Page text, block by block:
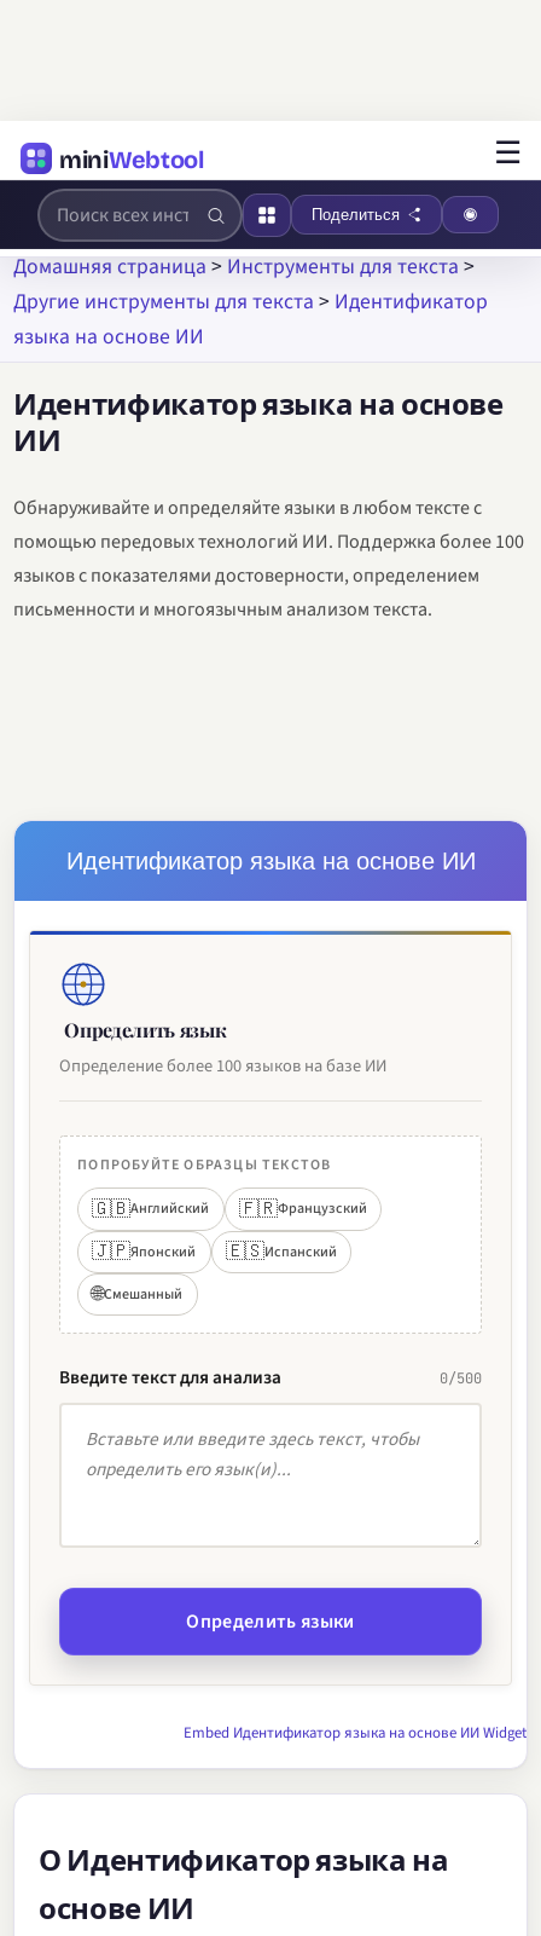
miniWebtool ☰
Поделиться
Домашняя страница>Инструменты для текста>
Другие инструменты для текста > Идентификатор
языка на основе ИИ
Идентификатор языка на основе
ИИ
Обнаруживайте и определяйте языки в любом тексте с
помощью передовых технологий ИИ. Поддержка более 100
языков с показателями достоверности, определением
письменности и многоязычным анализом текста.
Идентификатор языка на основе ИИ
Определить язык
Определение более 100 языков на базе ИИ
ПОПРОБУЙТЕ ОБРАЗЦЫ ТЕКСТОВ
🇬🇧Английский 🇫🇷Французский
🇯🇵Японский 🇪🇸Испанский
🌐Смешанный
Введите текст для анализа 0/500
Определить языки
Embed Идентификатор языка на основе ИИ Widget
О Идентификатор языка на
основе ИИ